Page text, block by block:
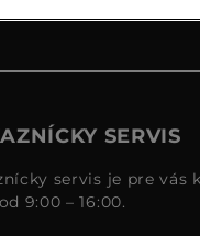
SERVIS
servis je pre
9:00 – 16:00.